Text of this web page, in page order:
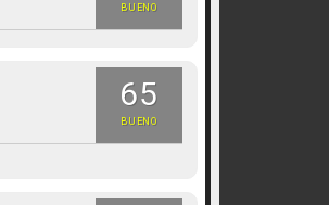
BUENO
65
BUENO